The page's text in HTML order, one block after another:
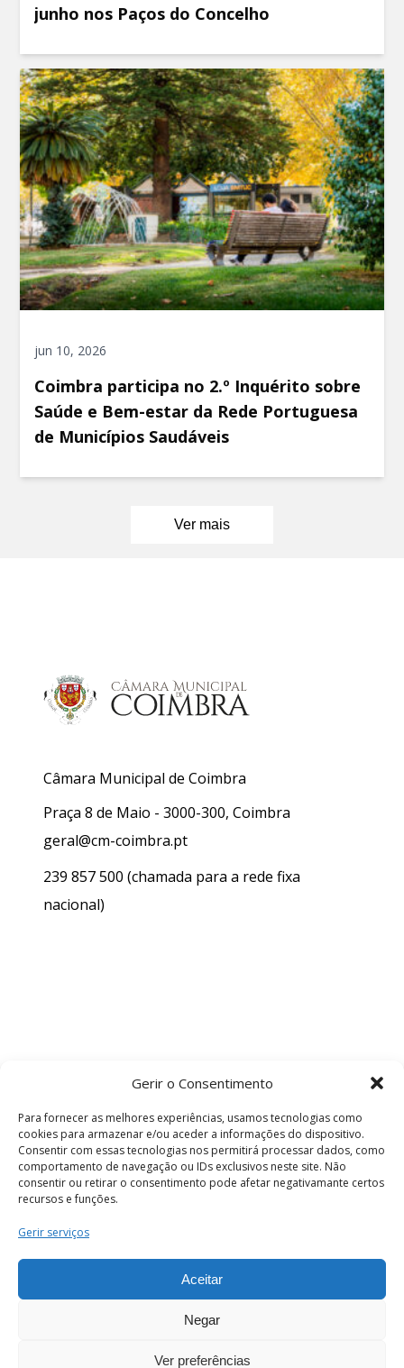
Gerir o Consentimento
Para fornecer as melhores experiências, usamos tecnologias como
cookies para armazenar e/ou aceder a informações do dispositivo.
Consentir com essas tecnologias nos permitirá processar dados, como
comportamento de navegação ou IDs exclusivos neste site. Não
consentir ou retirar o consentimento pode afetar negativamante certos
recursos e funções.
Gerir serviços
Aceitar
Negar
Ver preferências
junho nos Paços do Concelho
jun 10, 2026
Coimbra participa no 2.º Inquérito sobre
Saúde e Bem-estar da Rede Portuguesa
de Municípios Saudáveis
Ver mais
Câmara Municipal de Coimbra
Praça 8 de Maio - 3000-300, Coimbra
geral@cm-coimbra.pt
239 857 500 (chamada para a rede fixa
nacional)
Termos e Condições
os direitos reservados.